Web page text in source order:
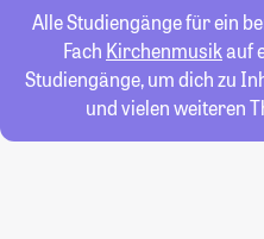
Alle Studiengänge für ein
Fach Kirchenmusikauf
Studiengänge, um dich zu
und vielen weiteren